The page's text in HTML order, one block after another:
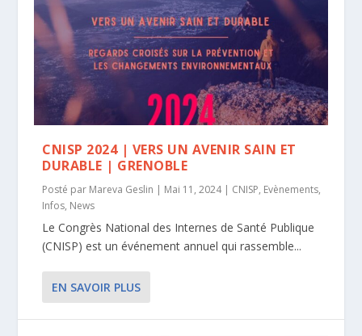
CNISP 2024 | VERS UN AVENIR SAIN ET
DURABLE | GRENOBLE
Posté par Mareva Geslin | Mai 11, 2024| CNISP, Evènements,
Infos, News
Le Congrès National des Internes de Santé Publique
(CNISP) est un événement annuel qui rassemble...
EN SAVOIR PLUS